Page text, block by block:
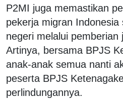
P2MI juga memastikan
pekerja migran
negeri melalui pemberian
Artinya, bersama BPJS
anak-anak semua nanti
peserta BPJS
perlindungannya.